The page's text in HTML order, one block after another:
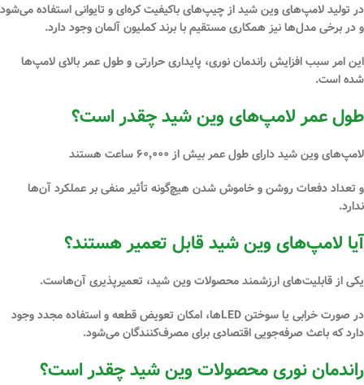
در تولید لامپ‌هایوین شیداز چیپ‌های باکیفیتکره‌ای و تایوانیاستفاده می‌شود
و در برخی مدل‌ها نیز همکاری مستقیم با برندکملیون آلمانوجود دارد.
این امر سببافزایش راندمان نوری، پایداری حرارتی و طول عمر بالای لامپ‌ها
شده است.
طول عمر لامپ‌های وین شید چقدر است؟
لامپ‌های وین شید دارای طول عمر بیش از ۶۰٬۰۰۰ ساعت
هستند
و تعداد دفعات روشن و خاموش شدن هیچ‌گونه تأثیر منفی بر عملکرد آن‌ها
ندارد.
آیا لامپ‌های وین شید قابل تعمیر هستند؟
یکی از قابلیت‌های ارزشمند محصولاتوین شید، تعمیرپذیریآن‌هاست.
در صورت خرابی یا سوختن LEDها، امکان
تعویض قطعه و استفاده مجددوجود
دارد که باعث صرفه‌جویی اقتصادی برای مصرف‌کنندگان می‌شود.
راندمان نوری محصولات وین شید چقدر است؟